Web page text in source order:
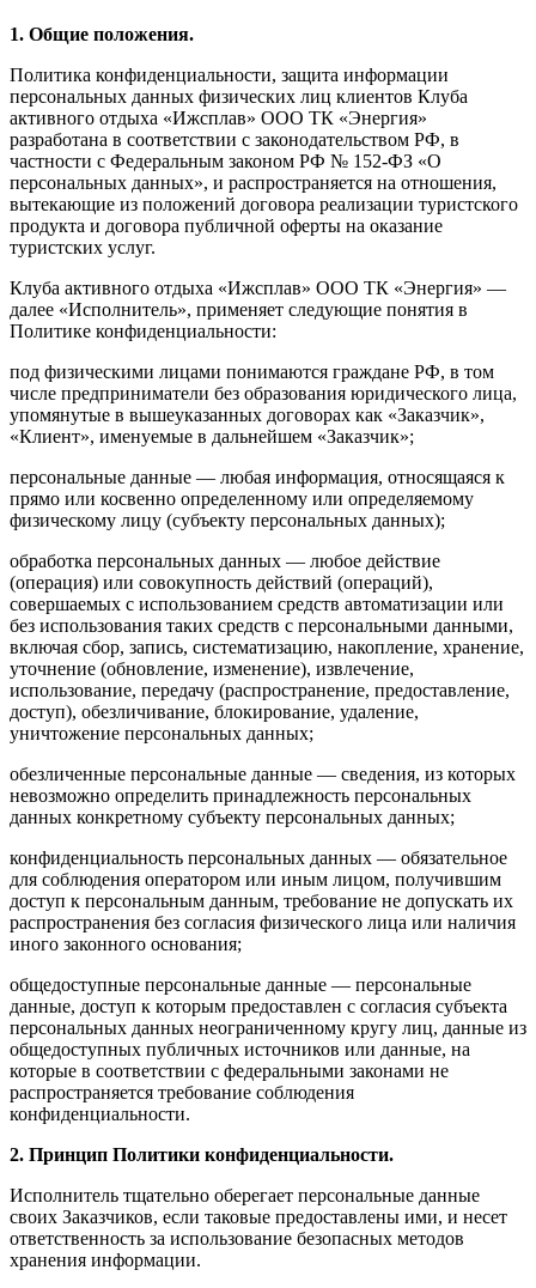
1. Общие положения.
Политика конфиденциальности, защита информации
персональных данных физических лиц клиентов Клуба
активного отдыха «Ижсплав» ООО ТК «Энергия»
разработана в соответствии с законодательством РФ, в
частности с Федеральным законом РФ № 152-ФЗ «О
персональных данных», и распространяется на отношения,
вытекающие из положений договора реализации туристского
продукта и договора публичной оферты на оказание
туристских услуг.
Клуба активного отдыха «Ижсплав» ООО ТК «Энергия» —
далее «Исполнитель», применяет следующие понятия в
Политике конфиденциальности:
под физическими лицами понимаются граждане РФ, в том
числе предприниматели без образования юридического лица,
упомянутые в вышеуказанных договорах как «Заказчик»,
«Клиент», именуемые в дальнейшем «Заказчик»;
персональные данные — любая информация, относящаяся к
прямо или косвенно определенному или определяемому
физическому лицу (субъекту персональных данных);
обработка персональных данных — любое действие
(операция) или совокупность действий (операций),
совершаемых с использованием средств автоматизации или
без использования таких средств с персональными данными,
включая сбор, запись, систематизацию, накопление, хранение,
уточнение (обновление, изменение), извлечение,
использование, передачу (распространение, предоставление,
доступ), обезличивание, блокирование, удаление,
уничтожение персональных данных;
обезличенные персональные данные — сведения, из которых
невозможно определить принадлежность персональных
данных конкретному субъекту персональных данных;
конфиденциальность персональных данных — обязательное
для соблюдения оператором или иным лицом, получившим
доступ к персональным данным, требование не допускать их
распространения без согласия физического лица или наличия
иного законного основания;
общедоступные персональные данные — персональные
данные, доступ к которым предоставлен с согласия субъекта
персональных данных неограниченному кругу лиц, данные из
общедоступных публичных источников или данные, на
которые в соответствии с федеральными законами не
распространяется требование соблюдения
конфиденциальности.
2. Принцип Политики конфиденциальности.
Исполнитель тщательно оберегает персональные данные
своих Заказчиков, если таковые предоставлены ими, и несет
ответственность за использование безопасных методов
хранения информации.